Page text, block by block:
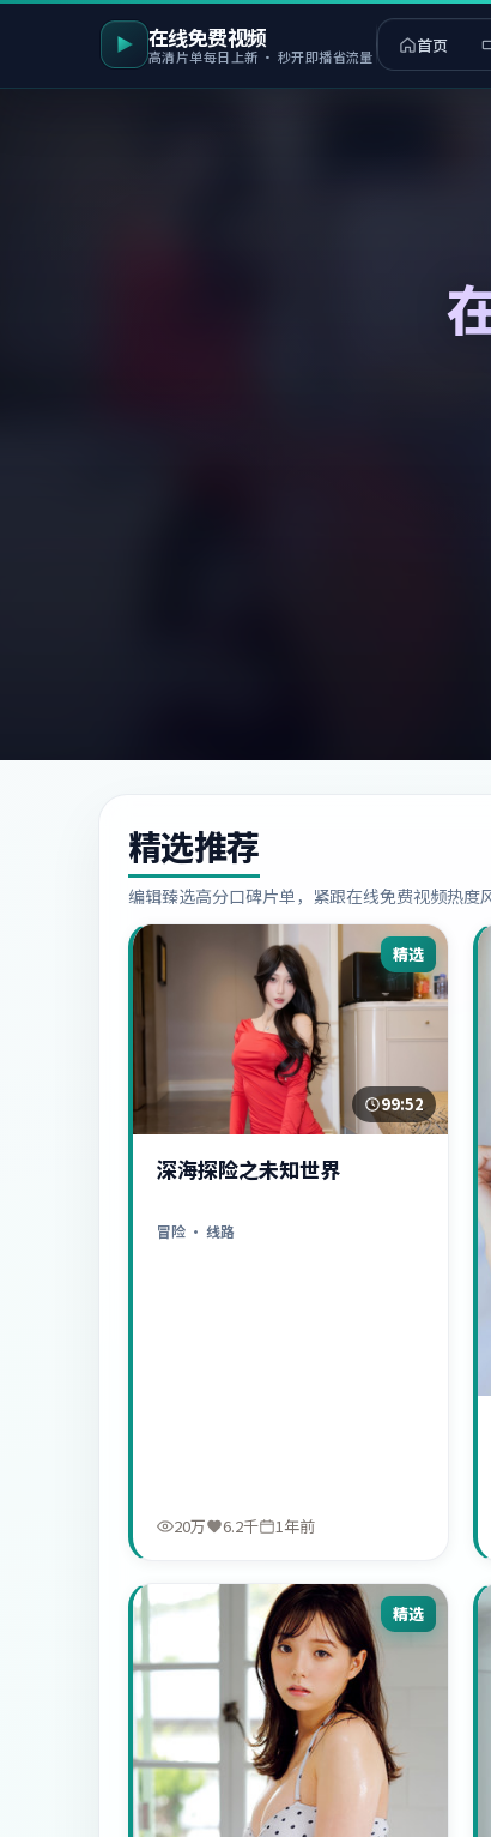
在线免费视频
高清片单每日上新 · 秒开即播省流量 首页
精选推荐
编辑臻选高分口碑片单，紧跟在线免费视频热度
精选
99:52
深海探险之未知世界
冒险 · 线路
20万 6.2千 1年前
精选